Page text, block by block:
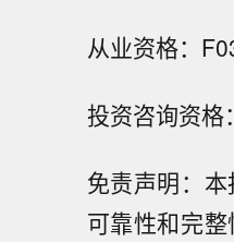
从业资格：
投资咨询资格
免责声明：
可靠性和完